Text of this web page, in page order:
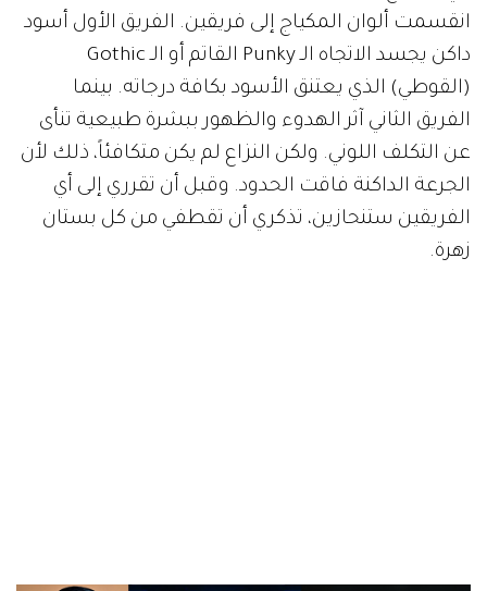
انقسمت ألوان المكياج إلى فريقين. الفريق الأول أسود
داكن يجسد الاتجاه الـ Punky القاتم أو الـ Gothic
(القوطي) الذي يعتنق الأسود بكافة درجاته. بينما
الفريق الثاني آثر الهدوء والظهور ببشرة طبيعية تنأى
عن التكلف اللوني. ولكن النزاع لم يكن متكافئاً، ذلك لأن
الجرعة الداكنة فاقت الحدود. وقبل أن تقرري إلى أي
الفريقين ستنحازين، تذكري أن تقطفي من كل بستان
زهرة.